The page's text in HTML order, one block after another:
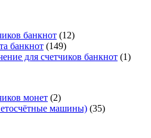
банкнот (12)
банкнот (149)
для счетчиков банкнот (1)
монет (2)
машины) (35)